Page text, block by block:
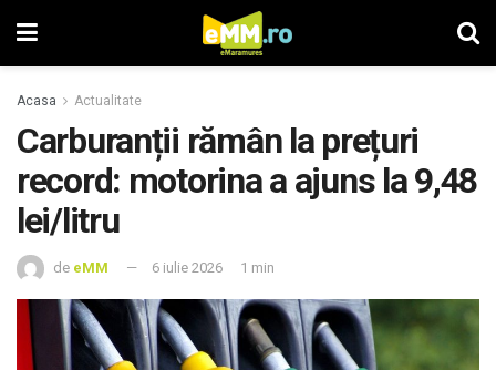
Acasa Actualitate
Carburanții rămân la prețuri
record: motorina a ajuns la 9,48
lei/litru
de eMM 6 iulie 2026 1 min